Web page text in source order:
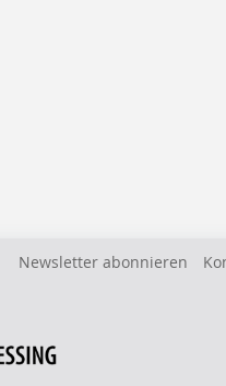
Newsletter abonnieren